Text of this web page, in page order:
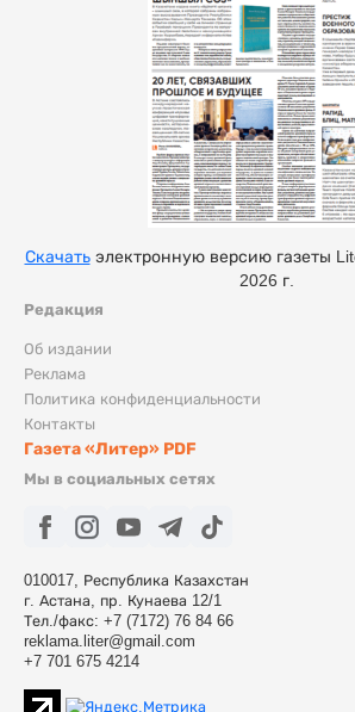
Редакция
Об издании
Реклама
Политика конфиденциальности
Контакты
Газета «Литер» PDF
Мы в социальных сетях
010017, Республика Казахстан
г. Астана, пр. Кунаева 12/1
Тел./факс: +7 (7172) 76 84 66
reklama.liter@gmail.com
+7 701 675 4214
Скачатьэлектронную версию газеты
2026 г.